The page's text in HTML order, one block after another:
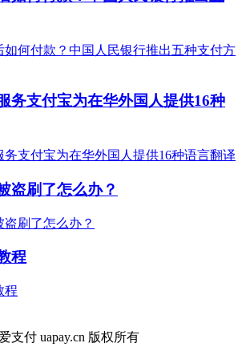
务支付宝为在华外国人提供16种
盗刷了怎么办？
程
支付 uapay.cn 版权所有